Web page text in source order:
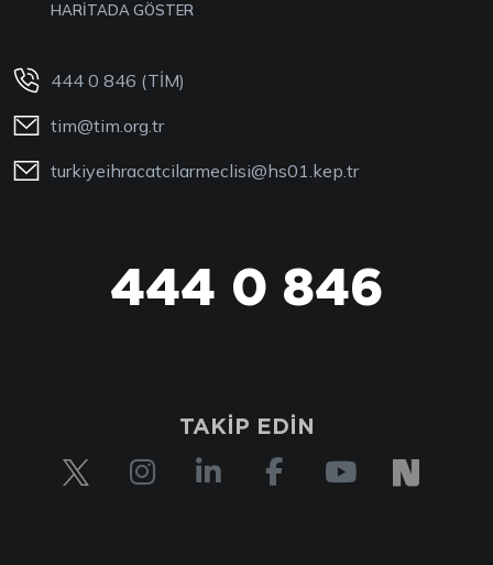
HARİTADA GÖSTER
444 0 846 (TİM)
tim@tim.org.tr
turkiyeihracatcilarmeclisi@hs01.kep.tr
444 0 846
TAKİP EDİN